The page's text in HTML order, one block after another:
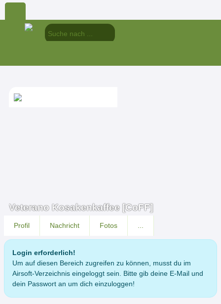
Veterano Kosakenkaffee [CoFF]
Profil Nachricht Fotos
Login erforderlich!
Um auf diesen Bereich zugreifen zu können, musst du im
Airsoft-Verzeichnis eingeloggt sein. Bitte gib deine E-Mail und
dein Passwort an um dich einzuloggen!